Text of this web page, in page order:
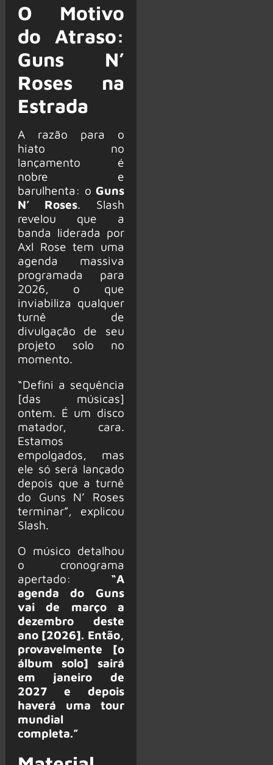
O Motivo
do Atraso:
Guns N’
Roses na
Estrada
A razão para o
hiato no
lançamento é
nobre e
barulhenta: o Guns
N’ Roses. Slash
revelou que a
banda liderada por
Axl Rose tem uma
agenda massiva
programada para
2026, o que
inviabiliza qualquer
turnê de
divulgação de seu
projeto solo no
momento.
“Defini a sequência
[das músicas]
ontem. É um disco
matador, cara.
Estamos
empolgados, mas
ele só será lançado
depois que a turnê
do Guns N’ Roses
terminar”, explicou
Slash.
O músico detalhou
o cronograma
apertado: “A
agenda do Guns
vai de março a
dezembro deste
ano [2026]. Então,
provavelmente [o
álbum solo] sairá
em janeiro de
2027 e depois
haverá uma tour
mundial
completa.”